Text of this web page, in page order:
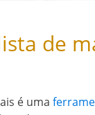
de
é uma